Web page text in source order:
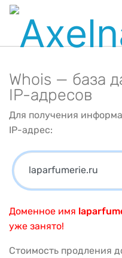
Whois — база
IP-адресов
Для получения
IP-адрес:
Доменное имя
уже занято!
Стоимость продления